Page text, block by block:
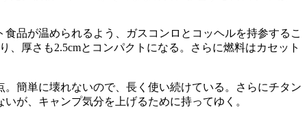
品が温められるよう、ガスコンロとコッヘルを持参するこ
厚さも2.5cmとコンパクトになる。さらに燃料はカセット
簡単に壊れないので、長く使い続けている。さらにチタン
が、キャンプ気分を上げるために持ってゆく。